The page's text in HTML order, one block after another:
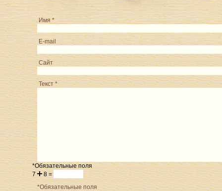
Имя *
E-mail
Сайт
Текст *
*Обязательные поля
7
8 =
*Обязательные поля